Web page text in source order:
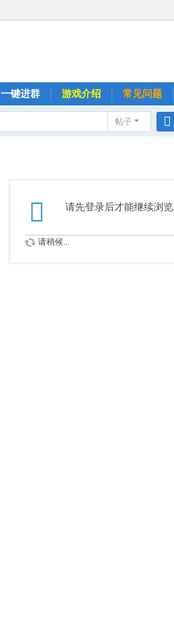
一键进群 游戏介绍 常见问题
帖子
请先登录后才能继续浏览
请稍候...